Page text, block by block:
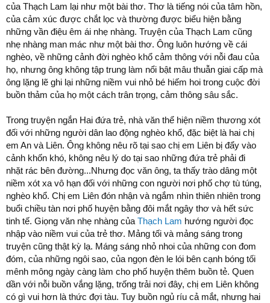
của Thạch Lam lại như một bài thơ. Thơ là tiếng nói của tâm hồn,
của cảm xúc được chắt lọc và thường được biểu hiện bằng
những vần điệu êm ái nhẹ nhàng. Truyện của Thạch Lam cũng
nhẹ nhàng man mác như một bài thơ. Ông luôn hướng về cái
nghèo, về những cảnh đời nghèo khổ cảm thông với nỗi đau của
họ, nhưng ông không tập trung làm nổi bật mâu thuẫn giai cấp mà
ông lặng lẽ ghi lại những niềm vui nhỏ bé hiếm hoi trong cuộc đời
buồn thảm của họ một cách trân trọng, cảm thông sâu sắc.
Trong truyện ngắn Hai đứa trẻ, nhà văn thể hiện niềm thương xót
đối với những người dân lao động nghèo khổ, đặc biệt là hai chị
em An và Liên. Ông không nêu rõ tại sao chị em Liên bị đẩy vào
cảnh khốn khó, không nêu lý do tại sao những đứa trẻ phải đi
nhặt rác bên đường...Nhưng đọc văn ông, ta thấy trào dâng một
niềm xót xa vô hạn đối với những con người nơi phố chợ tù túng,
nghèo khổ. Chị em Liên đón nhận và ngắm nhìn thiên nhiên trong
buổi chiều tàn nơi phố huyện bằng đôi mắt ngây thơ và hết sức
tinh tế. Giọng văn nhẹ nhàng của Thạch Lam hướng người đọc
nhập vào niềm vui của trẻ thơ. Mảng tối và mảng sáng trong
truyện cũng thật kỳ lạ. Máng sáng nhỏ nhoi của những con đom
đóm, của những ngôi sao, của ngọn đèn le lói bên cạnh bóng tối
mênh mông ngày càng làm cho phố huyện thêm buồn tẻ. Quen
dần với nỗi buồn vắng lặng, trống trải nơi đây, chị em Liên không
có gì vui hơn là thức đợi tàu. Tuy buồn ngủ ríu cả mắt, nhưng hai